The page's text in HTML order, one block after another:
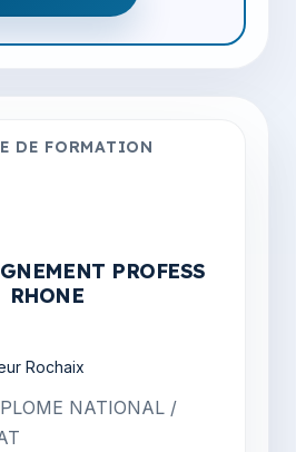
DE FORMATION
PROFESS
RHONE
Rochaix
NATIONAL /